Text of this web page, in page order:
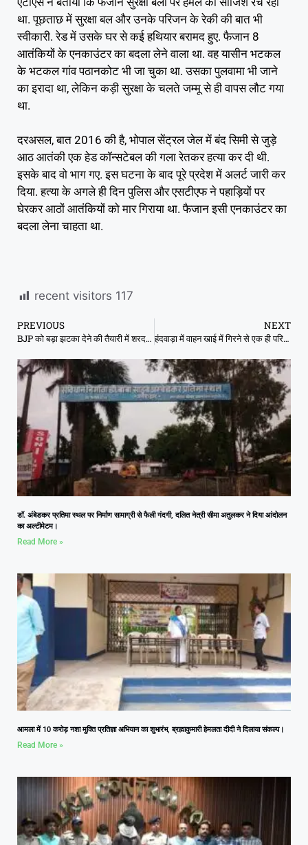
था. पूछताछ में सुरक्षा बल और उनके परिजन के रेकी की बात भी
स्वीकारी. रेड में उसके घर से कई हथियार बरामद हुए. फैजान 8
आतंकियों के एनकाउंटर का बदला लेने वाला था. वह यासीन भटकल
के भटकल गांव पठानकोट भी जा चुका था. उसका पुलवामा भी जाने
का इरादा था, लेकिन कड़ी सुरक्षा के चलते जम्मू से ही वापस लौट गया
था.
दरअसल, बात 2016 की है, भोपाल सेंट्रल जेल में बंद सिमी से जुड़े
आठ आतंकी एक हेड कॉन्सटेबल की गला रेतकर हत्या कर दी थी.
इसके बाद वो भाग गए. इस घटना के बाद पूरे प्रदेश में अलर्ट जारी कर
दिया. हत्या के अगले ही दिन पुलिस और एसटीएफ ने पहाड़ियों पर
घेरकर आठों आतंकियों को मार गिराया था. फैजान इसी एनकाउंटर का
बदला लेना चाहता था.
recent visitors 117
PREVIOUS
BJP को बड़ा झटका देने की तैयारी में शरद पवार, ये नेता थाम सकते हैं NCP का दामन
NEXT
हंदवाड़ा में वाहन खाई में गिरने से एक ही परिवार के 4 लोगों की मौत, गांव में पसरा मातम
डॉ. अंबेडकर प्रतिमा स्थल पर निर्माण सामाग्री से फैली गंदगी, दलित नेत्री सीमा अतुलकर ने दिया आंदोलन
का अल्टीमेटम।
Read More »
आमला में 10 करोड़ नशा मुक्ति प्रतिज्ञा अभियान का शुभारंभ, ब्रह्माकुमारी हेमलता दीदी ने दिलाया संकल्प।
Read More »